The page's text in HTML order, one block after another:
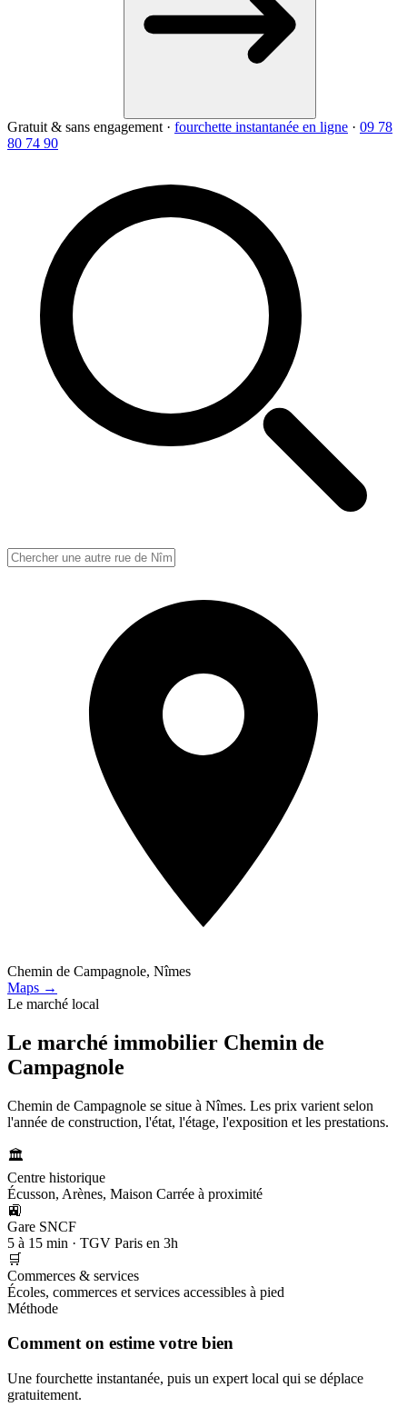
Gratuit & sans engagement · fourchette instantanée en ligne · 09 78
80 74 90
Chemin de Campagnole, Nîmes
Maps →
Le marché local
Le marché immobilier Chemin de
Campagnole
Chemin de Campagnole se situe à Nîmes. Les prix varient selon
l'année de construction, l'état, l'étage, l'exposition et les prestations.
🏛️
Centre historique
Écusson, Arènes, Maison Carrée à proximité
🚉
Gare SNCF
5 à 15 min · TGV Paris en 3h
🛒
Commerces & services
Écoles, commerces et services accessibles à pied
Méthode
Comment on estime votre bien
Une fourchette instantanée, puis un expert local qui se déplace
gratuitement.